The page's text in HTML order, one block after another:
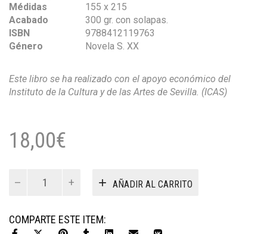
Médidas
155 x 215
Acabado
300 gr. con solapas.
ISBN
9788412119763
Género
Novela S. XX
Este libro se ha realizado con el apoyo económico del
Instituto de la Cultura y de las Artes de Sevilla. (ICAS)
18,00€
B.
Toklas
AÑADIR AL CARRITO
COMPARTE ESTE ITEM: